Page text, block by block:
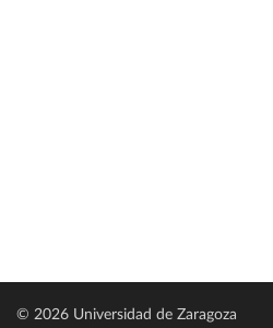
© 2026 Universidad de Zaragoza